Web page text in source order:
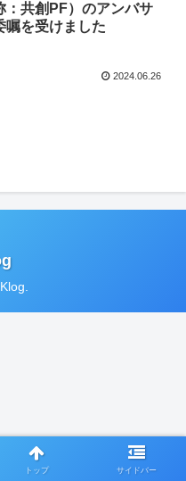
：共創PF）のアンバサ
嘱を受けました
2024.06.26
トップ サイドバー